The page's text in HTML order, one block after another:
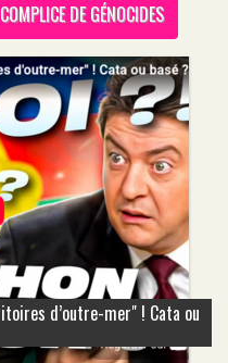
DE GÉNOCIDES
d’outre-mer" ! Cata ou